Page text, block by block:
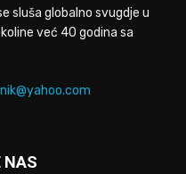
sluša globalno svugdje u
već 40 godina sa
NAS